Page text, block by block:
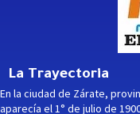
La Trayectoria
En la ciudad de Zárate,
aparecía el 1° de julio de